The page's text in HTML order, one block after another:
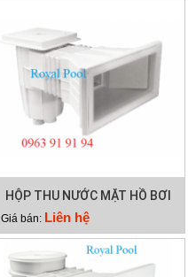
HỘP THU NƯỚC MẶT HỒ BƠI
EMAUX EM0140
Giá bán: Liên hệ